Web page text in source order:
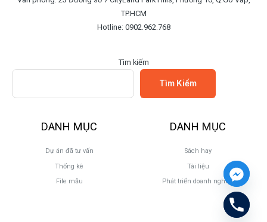
TP.HCM
Hotline: 0902.962.768
Tìm kiếm
Tìm Kiếm
DANH MỤC
Dự án đã tư vấn
Thống kê
File mẫu
DANH MỤC
Sách hay
Tài liệu
Phát triển doanh nghiệp